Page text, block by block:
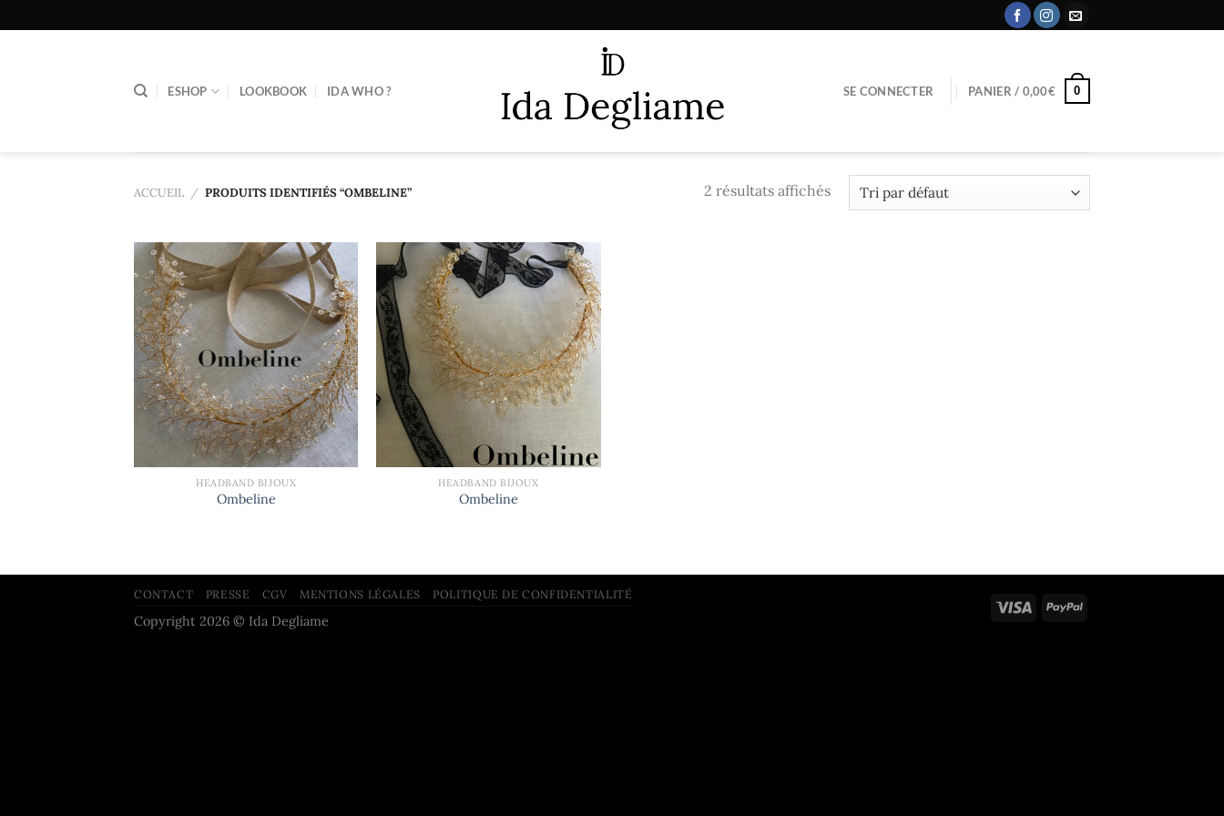
au
ESHOP LOOKBOOK IDA WHO ? SE CONNECTER PANIER / 0,00€ 0
ACCUEIL / PRODUITS IDENTIFIÉS “OMBELINE” 2 résultats affichés
HEADBAND BIJOUX
Ombeline
HEADBAND BIJOUX
Ombeline
CONTACT PRESSE CGV MENTIONS LÉGALES POLITIQUE DE CONFIDENTIALITÉ
Copyright 2026 © Ida Degliame